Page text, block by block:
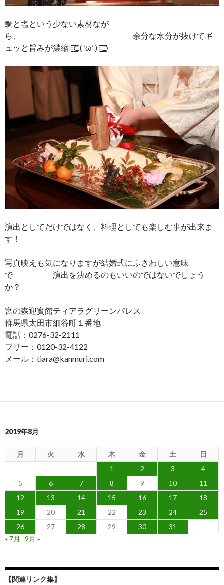
鯛と塩という少ない素材なが
ら、 余分な水分が抜けてギ
ュッと旨みが濃縮=͟͟͞͞⊂( ’ω’ )=͟͟͞͞⊃
演出としてだけではなく、料理としても楽しむ事が出来ま
す！
写真映えも気になりますが結婚式にふさわしい意味
で 演出を決めるのもいいのではないでしょう
か？
宮の森迎賓館ティアラグリーンパレス
群馬県太田市細谷町１番地
電話：0276-32-2111
フリー：0120-32-4122
メール：tiara@kanmuri.com
2019年8月
月 火 水 木 金 土
日
1
2 3
4
5
6 7 8 9 10
11
12
13 14 15 16 17
18
19
20 21 22 23 24
25
26
27 28 29 30
31
« 7月
9月 »
【関連リンク集】